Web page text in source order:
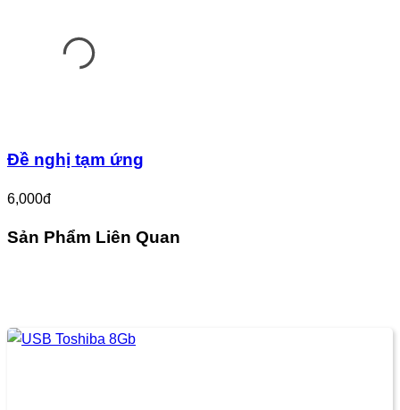
Đề nghị tạm ứng
6,000đ
Sản Phẩm Liên Quan